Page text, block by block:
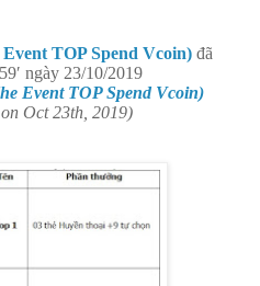
TOP Spend Vcoin) đã
ngày 23/10/2019
Event TOP Spend Vcoin)
Oct 23th, 2019)